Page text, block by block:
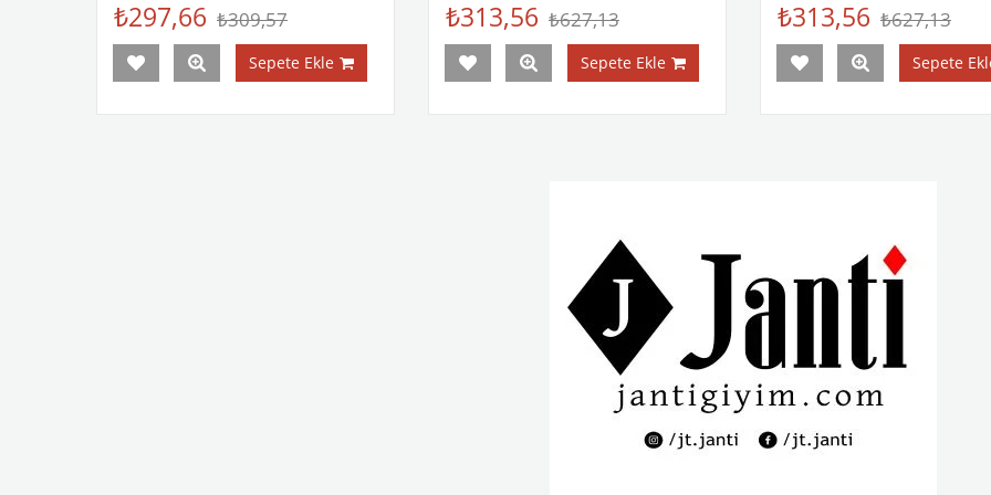
₺297,66 ₺309,57
Sepete Ekle
₺313,56 ₺627,13
Sepete Ekle
₺313,56 ₺627,13
Sepete